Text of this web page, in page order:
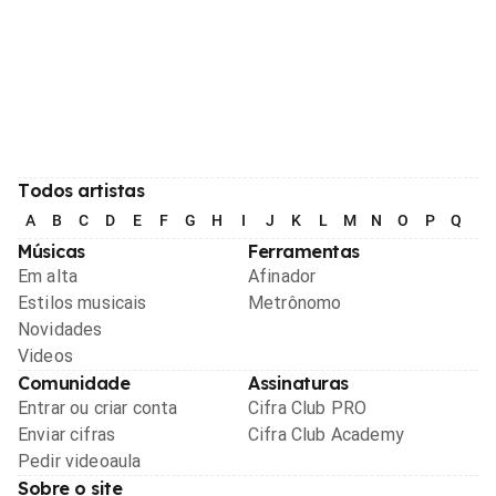
Todos artistas
A B C D E F G H I J K L M N O P Q
Músicas
Em alta
Estilos musicais
Novidades
Videos
Ferramentas
Afinador
Metrônomo
Comunidade
Entrar ou criar conta
Enviar cifras
Pedir videoaula
Assinaturas
Cifra Club PRO
Cifra Club Academy
Sobre o site